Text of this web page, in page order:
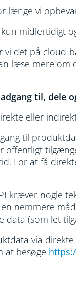
længe vi
midlertidigt
vi det på
læse mere
til, dele
eller
til
offentligt
For at få
kræver nogle
nemmere
(som let
via
at besøge